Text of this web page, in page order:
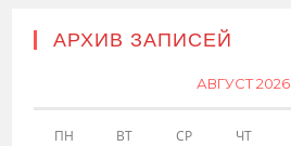
АРХИВ ЗАПИСЕЙ
АВГУСТ 2026
ПН ВТ СР ЧТ